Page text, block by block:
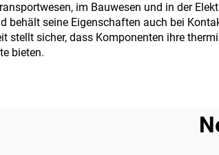
im Bauwesen und in der
behält seine Eigenschaften auch bei
stellt sicher, dass Komponenten ihre
bieten.